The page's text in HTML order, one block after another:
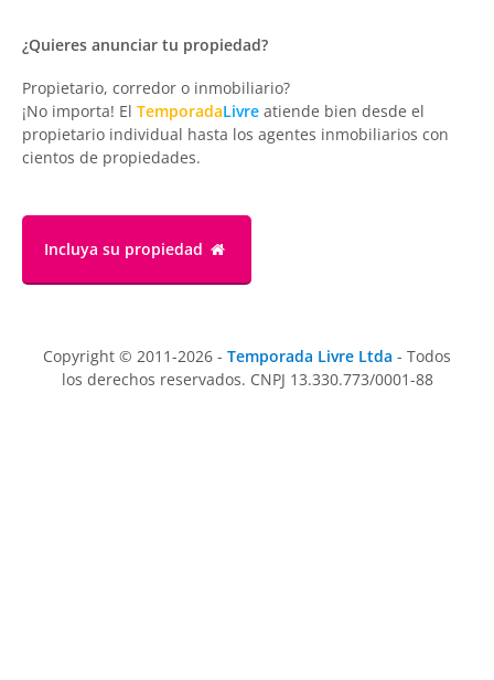
¿Quieres anunciar tu propiedad?
Propietario, corredor o inmobiliario?
¡No importa! El TemporadaLivre atiende bien desde el
propietario individual hasta los agentes inmobiliarios con
cientos de propiedades.
Incluya su propiedad
Copyright © 2011-2026 - Temporada Livre Ltda - Todos
los derechos reservados. CNPJ 13.330.773/0001-88